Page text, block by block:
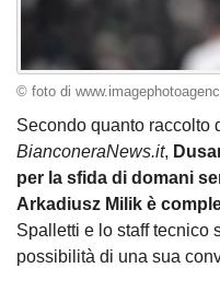
© foto di
Secondo quanto raccolto
BianconeraNews.it,
per la sfida di domani
Arkadiusz Milik è
Spalletti e lo staff tecnico
possibilità di una sua